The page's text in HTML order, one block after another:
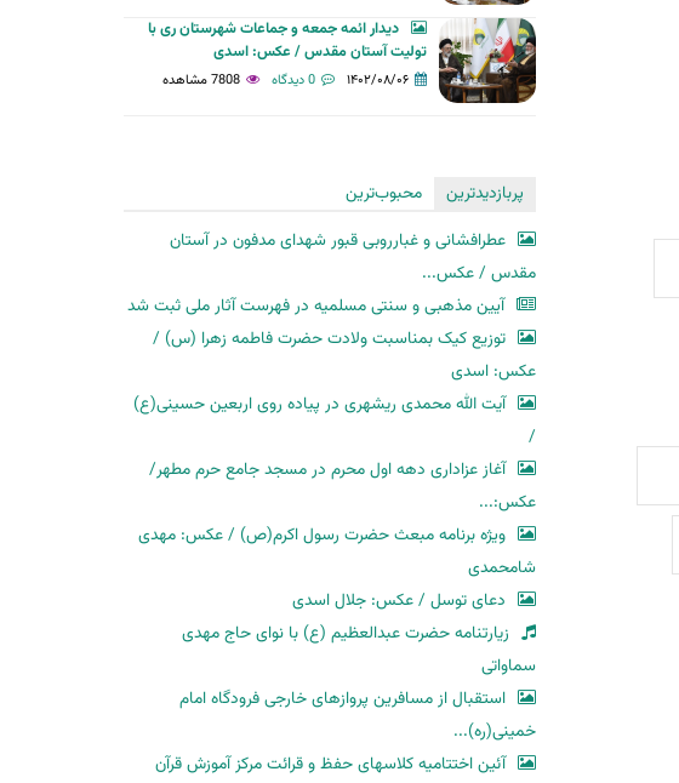
دیدار ائمه جمعه و جماعات شهرستان ری با
تولیت آستان مقدس / عکس: اسدی
۱۴۰۲/۰۸/۰۶ 0 دیدگاه 7808 مشاهده
پربازدیدترین
محبوب‌ترین
عطرافشانی و غبارروبی قبور شهدای مدفون در آستان
مقدس / عکس...
آیین مذهبی و سنتی مسلمیه در فهرست آثار ملی ثبت شد
توزیع کیک بمناسبت ولادت حضرت فاطمه زهرا (س) /
عکس: اسدی
آیت الله محمدی ریشهری در پیاده روی اربعین حسینی(ع)
/
آغاز عزاداری دهه اول محرم در مسجد جامع حرم مطهر/
عکس:...
ویژه برنامه مبعث حضرت رسول اکرم(ص) / عکس: مهدی
شامحمدی
دعای توسل / عکس: جلال اسدی
زیارتنامه حضرت عبدالعظیم (ع) با نوای حاج مهدی
سماواتی
استقبال از مسافرین پروازهای خارجی فرودگاه امام
خمینی(ره)...
آئین اختتامیه کلاسهای حفظ و قرائت مرکز آموزش قرآن